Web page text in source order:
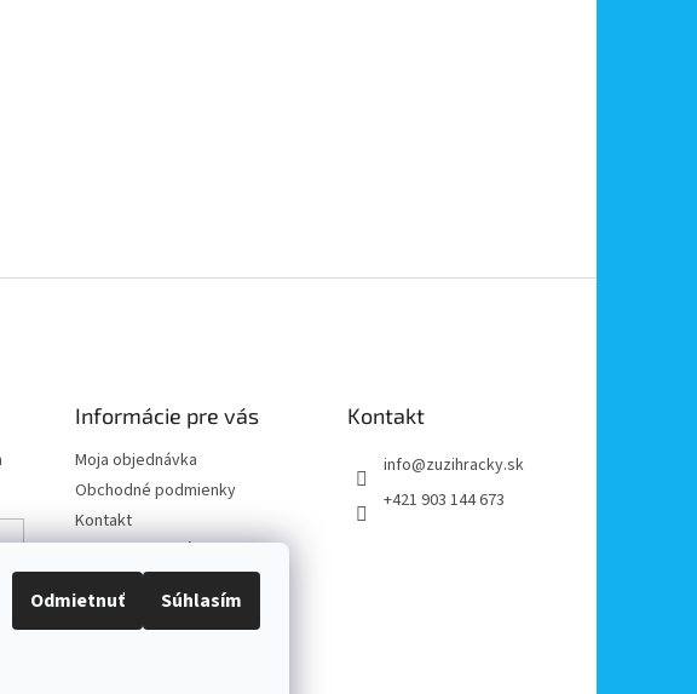
Odmietnuť Súhlasím
Informácie pre vás
Moja objednávka
Obchodné podmienky
Kontakt
Doprava a platba
Odstúpenie od zmluvy
Kontakt
info@zuzihracky.sk
+421 903 144 673